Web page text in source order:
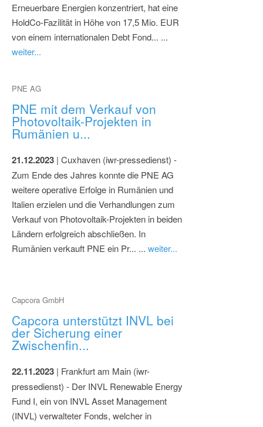
Erneuerbare Energien konzentriert, hat eine
HoldCo-Fazilität in Höhe von 17,5 Mio. EUR
von einem internationalen Debt Fond... ...
weiter...
PNE AG
PNE mit dem Verkauf von
Photovoltaik-Projekten in
Rumänien u...
21.12.2023 | Cuxhaven (iwr-pressedienst) -
Zum Ende des Jahres konnte die PNE AG
weitere operative Erfolge in Rumänien und
Italien erzielen und die Verhandlungen zum
Verkauf von Photovoltaik-Projekten in beiden
Ländern erfolgreich abschließen. In
Rumänien verkauft PNE ein Pr... ... weiter...
Capcora GmbH
Capcora unterstützt INVL bei
der Sicherung einer
Zwischenfin...
22.11.2023 | Frankfurt am Main (iwr-
pressedienst) - Der INVL Renewable Energy
Fund I, ein von INVL Asset Management
(INVL) verwalteter Fonds, welcher in